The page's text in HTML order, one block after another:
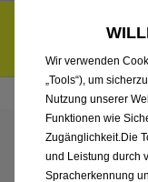
6.000 € staatliche
Wir verwenden
„Tools“), um
Nutzung unserer
Funktionen wie
Zugänglichkeit.Die
und Leistung durch
Spracherkennung